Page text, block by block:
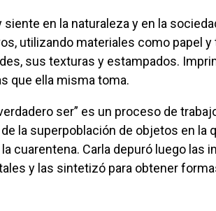
utilizando materiales como papel y
sus texturas y estampados.
que ella misma toma.
la superpoblación de objetos en la
cuarentena. Carla depuró luego las
y las sintetizó para obtener